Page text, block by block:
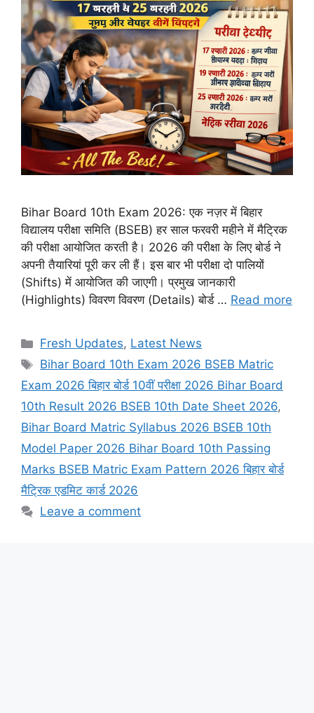
Bihar Board 10th Exam 2026: एक नज़र में बिहार
विद्यालय परीक्षा समिति (BSEB) हर साल फरवरी महीने में मैट्रिक
की परीक्षा आयोजित करती है। 2026 की परीक्षा के लिए बोर्ड ने
अपनी तैयारियां पूरी कर ली हैं। इस बार भी परीक्षा दो पालियों
(Shifts) में आयोजित की जाएगी। प्रमुख जानकारी
(Highlights) विवरण विवरण (Details) बोर्ड … Read more
Categories
Fresh Updates, Latest News
Tags
Bihar Board 10th Exam 2026 BSEB Matric
Exam 2026 बिहार बोर्ड 10वीं परीक्षा 2026 Bihar Board
10th Result 2026 BSEB 10th Date Sheet 2026,
Bihar Board Matric Syllabus 2026 BSEB 10th
Model Paper 2026 Bihar Board 10th Passing
Marks BSEB Matric Exam Pattern 2026 बिहार बोर्ड
मैट्रिक एडमिट कार्ड 2026
Leave a comment